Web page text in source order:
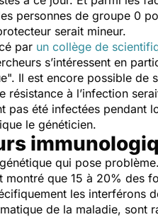
personnes de groupe 0
serait mineur.
par un collège de
s’intéressent en
". Il est encore possible de
résistance à l’infection
pas été infectées pendant
le généticien.
qui pose
montré que 15 à 20% des
les interférons
de la maladie, sont